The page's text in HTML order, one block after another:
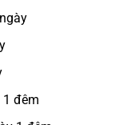
1 đêm